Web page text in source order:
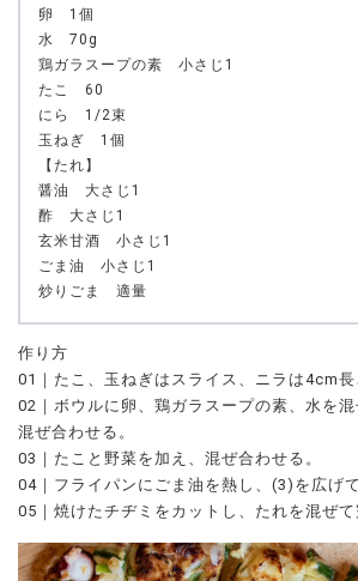
卵 1個
水 70g
鶏ガラスープの素 小さじ1
たこ 60
にら 1/2束
玉ねぎ 1個
【たれ】
醤油 大さじ1
酢 大さじ1
玄米甘酒 小さじ1
ごま油 小さじ1
炒りごま 適量
作り方
01｜たこ、玉ねぎはスライス、ニラは4cm長
02｜ボウルに卵、鶏ガラスープの素、水を
混ぜ合わせる。
03｜たこと野菜を加え、混ぜ合わせる。
04｜フライパンにごま油を熱し、(3)を広げ
05｜焼けたチヂミをカットし、たれを混ぜて